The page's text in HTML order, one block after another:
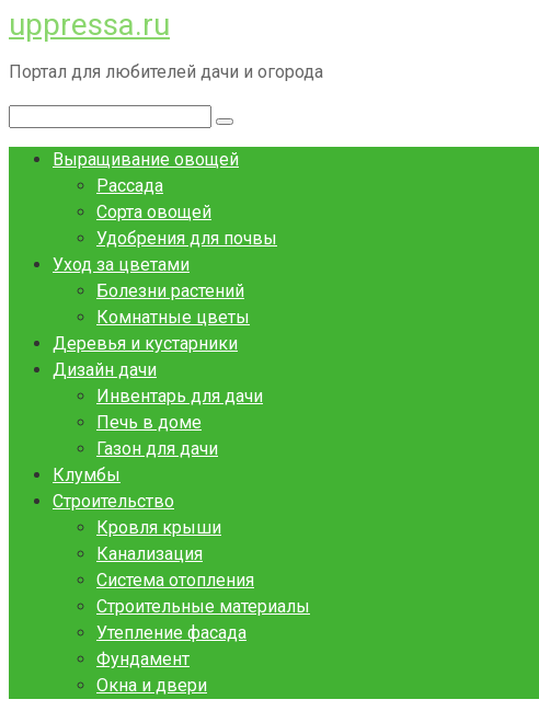
Перейти
к
контенту
uppressa.ru
Портал для любителей дачи и огорода
Выращивание овощей
Рассада
Сорта овощей
Удобрения для почвы
Уход за цветами
Болезни растений
Комнатные цветы
Деревья и кустарники
Дизайн дачи
Инвентарь для дачи
Печь в доме
Газон для дачи
Клумбы
Строительство
Кровля крыши
Канализация
Система отопления
Строительные материалы
Утепление фасада
Фундамент
Окна и двери